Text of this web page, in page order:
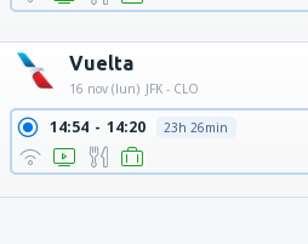
Vuelta
16 nov (lun) JFK - CLO
14:54 14:20 23h 26min